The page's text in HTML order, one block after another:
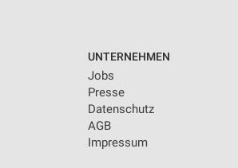
UNTERNEHMEN
Jobs
Presse
Datenschutz
AGB
Impressum